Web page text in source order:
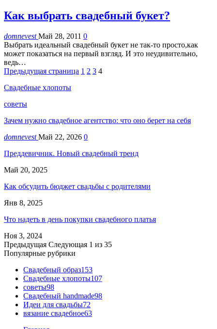
Как выбрать свадебный букет?
domnevestМай 28, 2011 0
Выбрать идеальный свадебный букет не так-то просто,как
может показаться на первый взгляд. И это неудивительно,
ведь…
Предыдущая страница 1 2 3 4
Свадебные хлопоты
советы
Зачем нужно свадебное агентство: что оно берет на себя
domnevestМай 22, 2026 0
Преддевичник. Новый свадебный тренд
Май 20, 2025
Как обсудить бюджет свадьбы с родителями
Янв 8, 2025
Что надеть в день покупки свадебного платья
Ноя 3, 2024
Предыдущая Следующая 1 из 35
Популярные рубрики
Свадебный образ153
Свадебные хлопоты107
советы98
Свадебный handmade98
Идеи для свадьбы72
вязание свадебное63